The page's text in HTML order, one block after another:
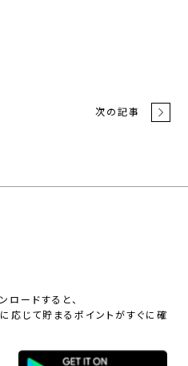
次の記事
ードすると、
応じて貯まるポイントがすぐに確